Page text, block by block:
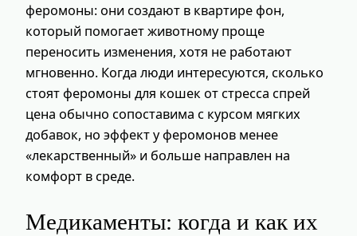
феромоны: они создают в квартире фон,
который помогает животному проще
переносить изменения, хотя не работают
мгновенно. Когда люди интересуются, сколько
стоят феромоны для кошек от стресса спрей
цена обычно сопоставима с курсом мягких
добавок, но эффект у феромонов менее
«лекарственный» и больше направлен на
комфорт в среде.
Медикаменты: когда и как их